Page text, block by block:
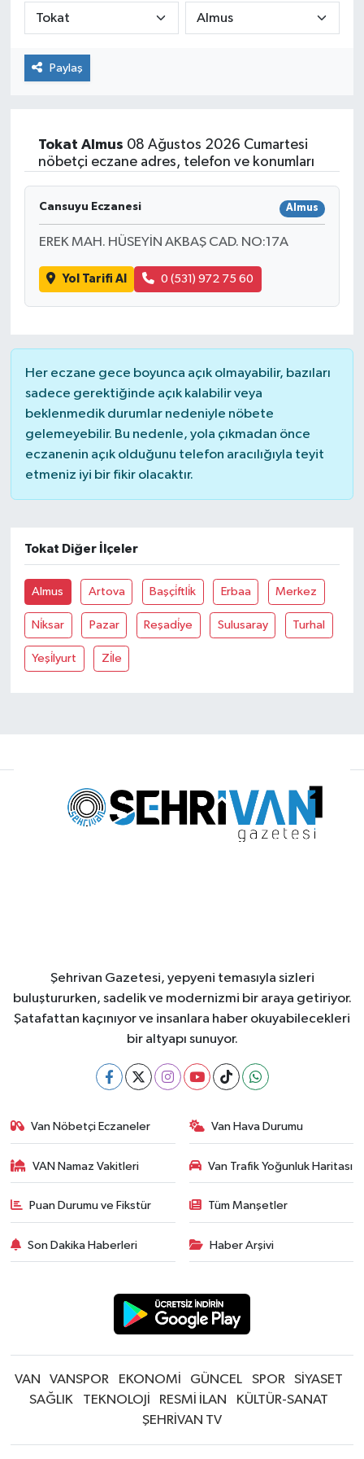
Paylaş
Tokat Almus 08 Ağustos 2026 Cumartesi
nöbetçi eczane adres, telefon ve konumları
Cansuyu Eczanesi Almus
EREK MAH. HÜSEYİN AKBAŞ CAD. NO:17A
Yol Tarifi Al 0 (531) 972 75 60
Her eczane gece boyunca açık olmayabilir, bazıları
sadece gerektiğinde açık kalabilir veya
beklenmedik durumlar nedeniyle nöbete
gelemeyebilir. Bu nedenle, yola çıkmadan önce
eczanenin açık olduğunu telefon aracılığıyla teyit
etmeniz iyi bir fikir olacaktır.
Tokat Diğer İlçeler
Almus Artova Başçi̇ftli̇k Erbaa Merkez
Ni̇ksar Pazar Reşadi̇ye Sulusaray Turhal
Yeşi̇lyurt Zi̇le
Şehrivan Gazetesi, yepyeni temasıyla sizleri
buluştururken, sadelik ve modernizmi bir araya getiriyor.
Şatafattan kaçınıyor ve insanlara haber okuyabilecekleri
bir altyapı sunuyor.
Van Nöbetçi Eczaneler Van Hava Durumu
VAN Namaz Vakitleri Van Trafik Yoğunluk Haritası
Puan Durumu ve Fikstür Tüm Manşetler
Son Dakika Haberleri Haber Arşivi
VAN VANSPOR EKONOMİ GÜNCEL SPOR
SİYASET
SAĞLIK
TEKNOLOJİ RESMİ İLAN
KÜLTÜR-SANAT
ŞEHRİVAN TV